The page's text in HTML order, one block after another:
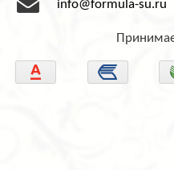
info@formula-su.ru